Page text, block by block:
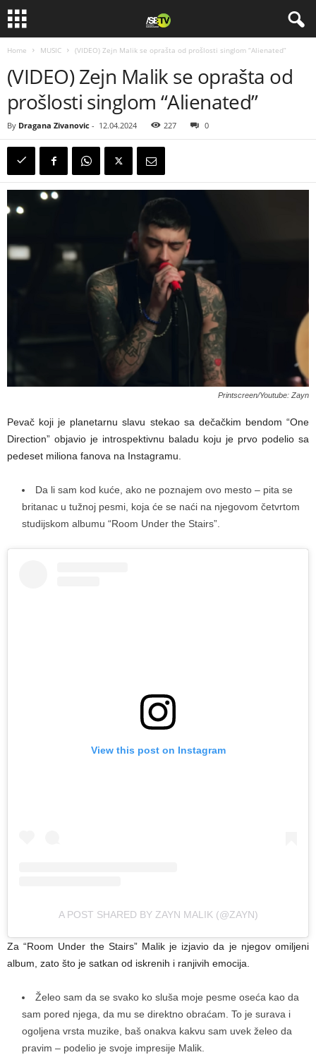
Home MUSIC (VIDEO) Zejn Malik se oprašta od prošlosti singlom “Alienated”
(VIDEO) Zejn Malik se oprašta od
prošlosti singlom “Alienated”
By Dragana Zivanovic - 12.04.2024 227 0
Printscreen/Youtube: Zayn
Pevač koji je planetarnu slavu stekao sa dečačkim bendom “One
Direction” objavio je introspektivnu baladu koju je prvo podelio sa
pedeset miliona fanova na Instagramu.
Da li sam kod kuće, ako ne poznajem ovo mesto – pita se
britanac u tužnoj pesmi, koja će se naći na njegovom četvrtom
studijskom albumu “Room Under the Stairs”.
View this post on Instagram
A POST SHARED BY ZAYN MALIK (@ZAYN)
Za “Room Under the Stairs” Malik je izjavio da je njegov omiljeni
album, zato što je satkan od iskrenih i ranjivih emocija.
Želeo sam da se svako ko sluša moje pesme oseća kao da
sam pored njega, da mu se direktno obraćam. To je surava i
ogoljena vrsta muzike, baš onakva kakvu sam uvek želeo da
pravim – podelio je svoje impresije Malik.